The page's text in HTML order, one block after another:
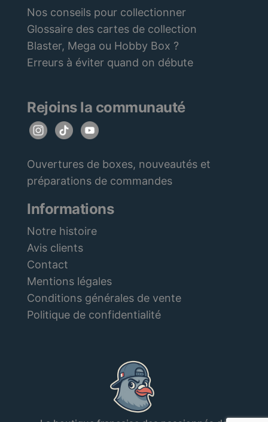
Nos conseils pour collectionner
Glossaire des cartes de collection
Blaster, Mega ou Hobby Box ?
Erreurs à éviter quand on débute
Rejoins la communauté
Ouvertures de boxes, nouveautés et
préparations de commandes
Informations
Notre histoire
Avis clients
Contact
Mentions légales
Conditions générales de vente
Politique de confidentialité